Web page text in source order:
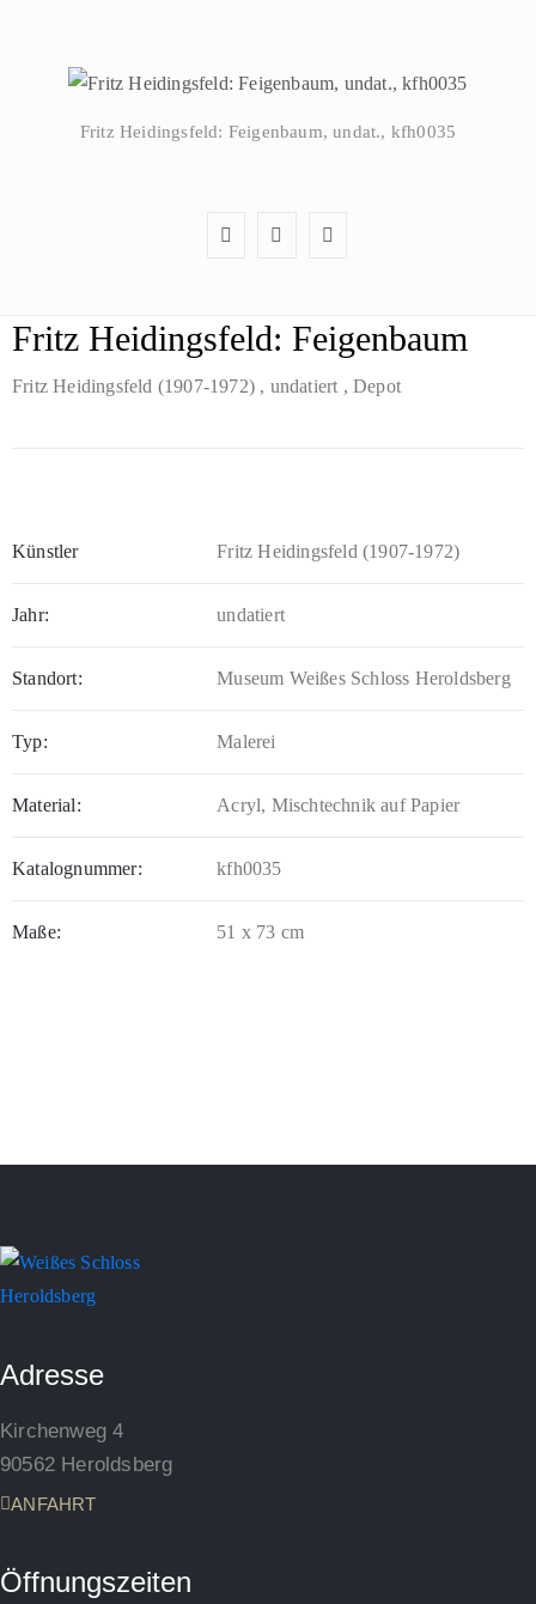
Fritz Heidingsfeld: Feigenbaum, undat., kfh0035
Fritz Heidingsfeld: Feigenbaum
Fritz Heidingsfeld (1907-1972) , undatiert , Depot
Künstler Fritz Heidingsfeld (1907-1972)
Jahr: undatiert
Standort: Museum Weißes Schloss Heroldsberg
Typ: Malerei
Material: Acryl, Mischtechnik auf Papier
Katalognummer: kfh0035
Maße: 51 x 73 cm
Adresse
Kirchenweg 4
90562 Heroldsberg
ANFAHRT
Öffnungszeiten